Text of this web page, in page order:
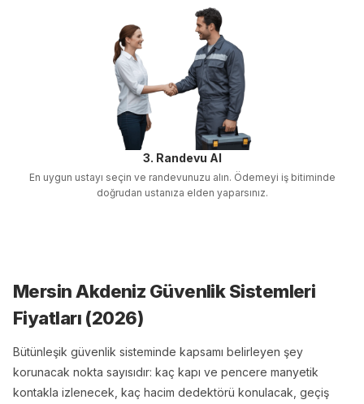
3. Randevu Al
En uygun ustayı seçin ve randevunuzu alın. Ödemeyi iş bitiminde
doğrudan ustanıza elden yaparsınız.
Mersin Akdeniz Güvenlik Sistemleri
Fiyatları (2026)
Bütünleşik güvenlik sisteminde kapsamı belirleyen şey
korunacak nokta sayısıdır: kaç kapı ve pencere manyetik
kontakla izlenecek, kaç hacim dedektörü konulacak, geçiş